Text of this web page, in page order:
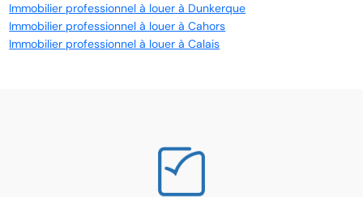
Immobilier professionnel à louer à Dunkerque
Immobilier professionnel à louer à Cahors
Immobilier professionnel à louer à Calais